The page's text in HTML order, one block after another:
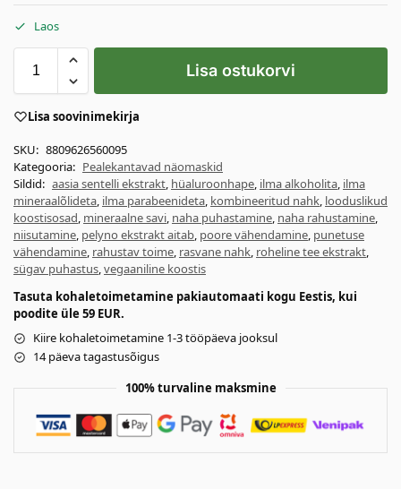
Laos
Lisa ostukorvi
Lisa soovinimekirja
SKU: 8809626560095
Kategooria: Pealekantavad näomaskid
Sildid: aasia sentelli ekstrakt, hüaluroonhape, ilma alkoholita, ilma
mineraalõlideta, ilma parabeenideta, kombineeritud nahk, looduslikud
koostisosad, mineraalne savi, naha puhastamine, naha rahustamine,
niisutamine, pelyno ekstrakt aitab, poore vähendamine, punetuse
vähendamine, rahustav toime, rasvane nahk, roheline tee ekstrakt,
sügav puhastus,vegaaniline koostis
Tasuta kohaletoimetamine pakiautomaati kogu Eestis, kui
poodite üle 59 EUR.
Kiire kohaletoimetamine 1-3 tööpäeva jooksul
14 päeva tagastusõigus
100% turvaline maksmine